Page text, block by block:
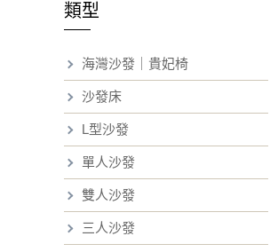
類型
海灣沙發｜貴妃椅
沙發床
L型沙發
單人沙發
雙人沙發
三人沙發